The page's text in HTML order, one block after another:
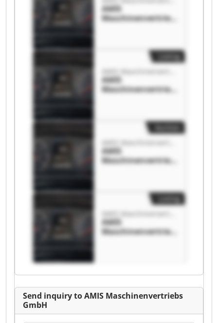
AMIS
Maschinenvertrieb
AMIS
Maschinenvertrieb
AMIS
Maschinenvertrieb
AMIS
Maschinenvertrieb
Send inquiry to AMIS Maschinenvertriebs
GmbH